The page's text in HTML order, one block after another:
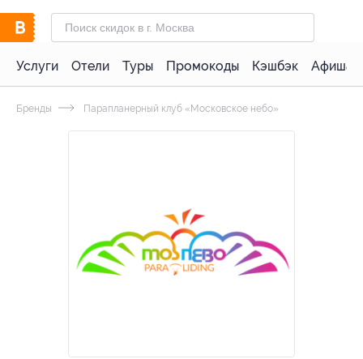
Услуги Отели Туры Промокоды Кэшбэк Афиша
Бренды Парапланерный клуб «Московское небо»